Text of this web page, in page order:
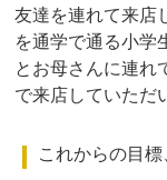
友達を連れて来店
を通学で通る小学
とお母さんに連れ
で来店していただ
これからの目